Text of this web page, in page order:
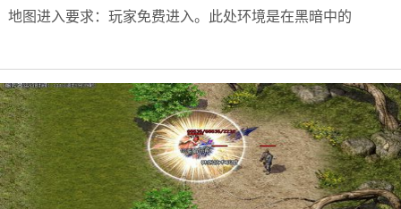
地图进入要求：玩家免费进入。此处环境是在黑暗中的